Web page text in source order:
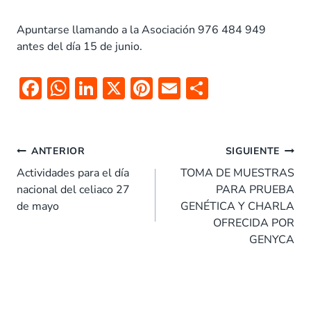
Apuntarse llamando a la Asociación 976 484 949
antes del día 15 de junio.
F
b
o
o
k
W
s
A
p
Li
dI
n
X Pi
t
E
ar
tir
Navegación
de
entradas
ANTERIOR
Actividades para el día
nacional del celiaco 27
de mayo
SIGUIENTE
TOMA DE MUESTRAS
PARA PRUEBA
GENÉTICA Y CHARLA
OFRECIDA POR
GENYCA